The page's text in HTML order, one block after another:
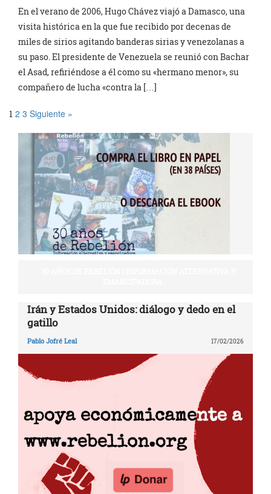
En el verano de 2006, Hugo Chávez viajó a Damasco, una
visita histórica en la que fue recibido por decenas de
miles de sirios agitando banderas sirias y venezolanas a
su paso. El presidente de Venezuela se reunió con Bachar
el Asad, refiriéndose a él como su «hermano menor», su
compañero de lucha «contra la […]
1 2 3 Siguiente »
Irán y Estados Unidos: diálogo y dedo en el
gatillo
Pablo Jofré Leal 17/02/2026